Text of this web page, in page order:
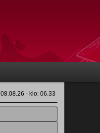
08.08.26 - klo: 06.33